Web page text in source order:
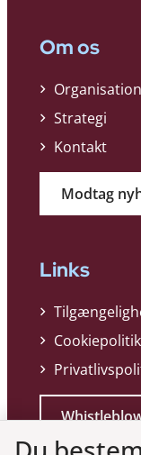
Om os
Strategi
Kontakt
Modtag
Links
Cookiepolitik